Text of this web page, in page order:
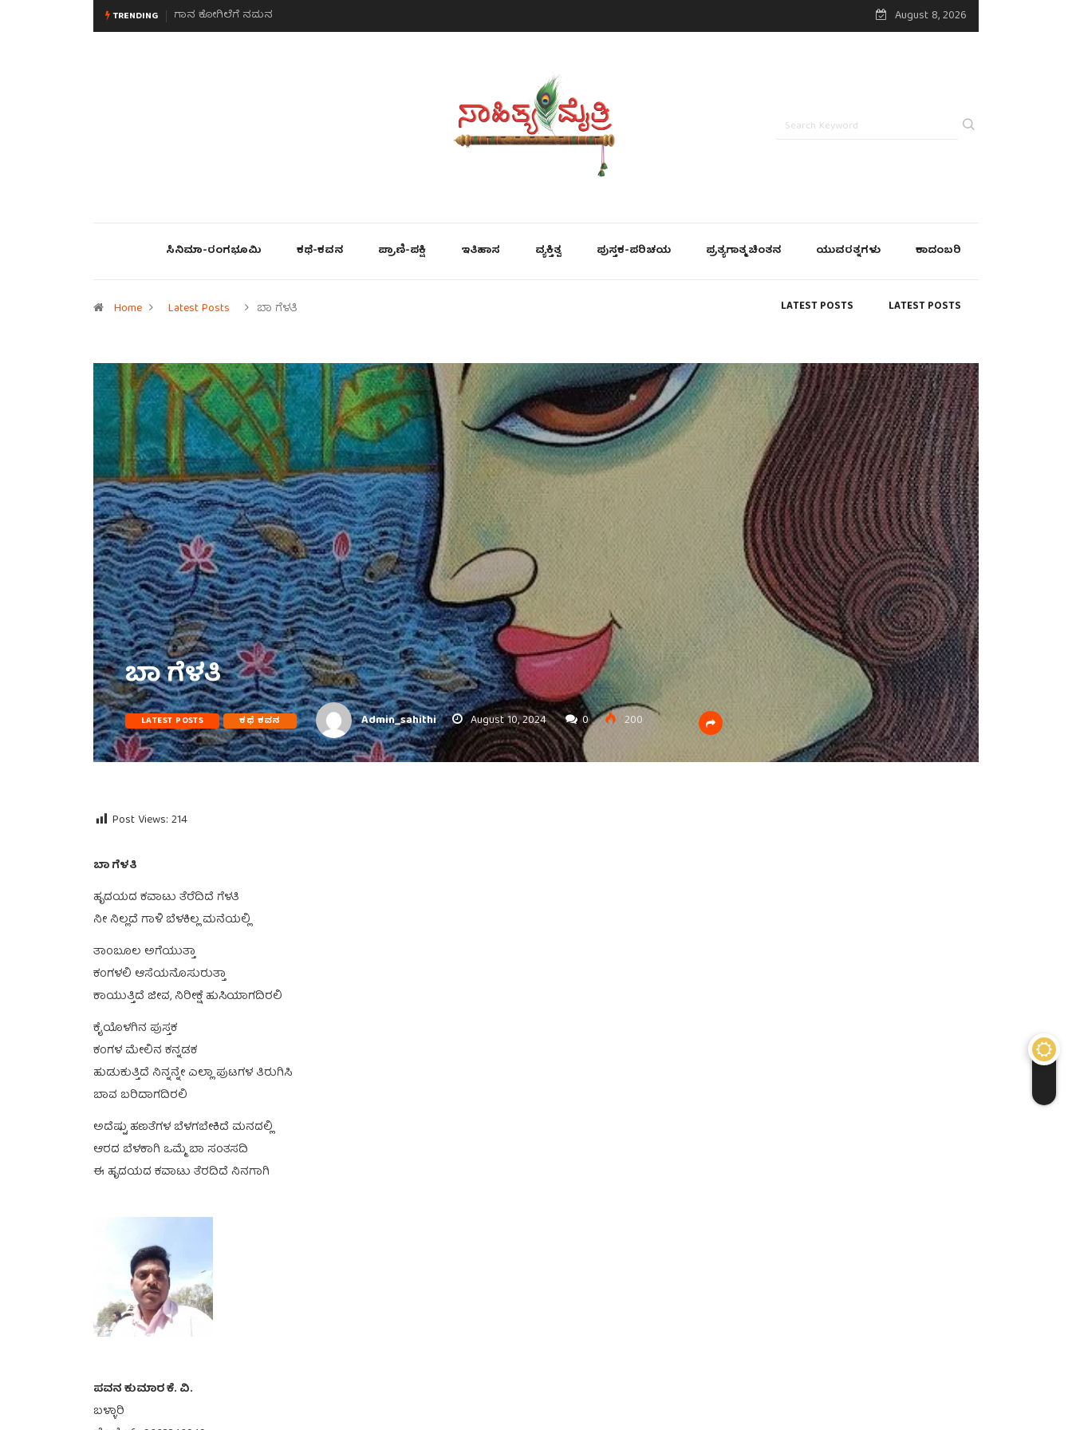
TRENDING
ಗಾನ ಕೋಗಿಲೆಗೆ ನಮನ ಮನಸಿನ ಸವಿಭಾವ August 8, 2026
ಸಿನಿಮಾ-ರಂಗಭೂಮಿ ಕಥೆ-ಕವನ ಪ್ರಾಣಿ-ಪಕ್ಷಿ ಇತಿಹಾಸ ವ್ಯಕ್ತಿತ್ವ ಪುಸ್ತಕ-ಪರಿಚಯ ಪ್ರತ್ಯಗಾತ್ಮ ಚಿಂತನ ಯುವರತ್ನಗಳು ಕಾದಂಬರಿ
LATEST POSTS LATEST POSTS
Home Latest Posts ಬಾ ಗೆಳತಿ
ಬಾ ಗೆಳತಿ
LATEST POSTS ಕಥೆ ಕವನ Admin_sahithi August 10, 2024 0 200
Post Views: 214
ಬಾ ಗೆಳತಿ
ಹೃದಯದ ಕವಾಟು ತೆರೆದಿದೆ ಗೆಳತಿ
ನೀ ನಿಲ್ಲದೆ ಗಾಳಿ ಬೆಳಕಿಲ್ಲ ಮನೆಯಲ್ಲಿ
ತಾಂಬೂಲ ಅಗೆಯುತ್ತಾ
ಕಂಗಳಲಿ ಆಸೆಯನೊಸುರುತ್ತಾ
ಕಾಯುತ್ತಿದೆ ಜೀವ, ನಿರೀಕ್ಷೆ ಹುಸಿಯಾಗದಿರಲಿ
ಕೈಯೊಳಗಿನ ಪುಸ್ತಕ
ಕಂಗಳ ಮೇಲಿನ ಕನ್ನಡಕ
ಹುಡುಕುತ್ತಿದೆ ನಿನ್ನನ್ನೇ ಎಲ್ಲಾ ಪುಟಗಳ ತಿರುಗಿಸಿ
ಬಾವ ಬರಿದಾಗದಿರಲಿ
ಅದೆಷ್ಟು ಹಣತೆಗಳ ಬೆಳಗಬೇಕಿದೆ ಮನದಲ್ಲಿ
ಆರದ ಬೆಳಕಾಗಿ ಒಮ್ಮೆ ಬಾ ಸಂತಸದಿ
ಈ ಹೃದಯದ ಕವಾಟು ತೆರದಿದೆ ನಿನಗಾಗಿ
ಪವನ ಕುಮಾರ ಕೆ. ವಿ.
ಬಳ್ಳಾರಿ